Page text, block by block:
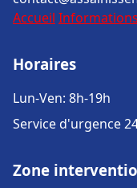
Accueil Informations
Horaires
Lun-Ven: 8h-19h
Service d'urgence
Zone